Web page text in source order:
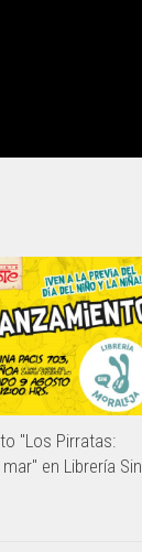
"Los Pirratas:
en Librería Sin